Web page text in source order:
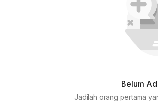
Belum
Jadilah orang pertama